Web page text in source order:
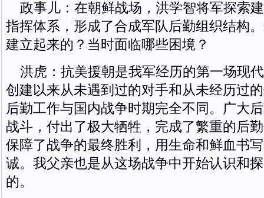
政事儿：在朝鲜战场，洪学智将军探索
指挥体系，形成了合成军队后勤组织结构
建立起来的？当时面临哪些困境？
洪虎：抗美援朝是我军经历的第一场现
创建以来从未遇到过的对手和从未经历过
后勤工作与国内战争时期完全不同。广大
战斗，付出了极大牺牲，完成了繁重的后
保障了战争的最终胜利，用生命和鲜血书
诚。我父亲也是从这场战争中开始认识和
的。